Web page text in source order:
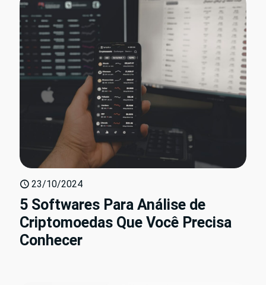
23/10/2024
5 Softwares Para Análise de
Criptomoedas Que Você Precisa
Conhecer